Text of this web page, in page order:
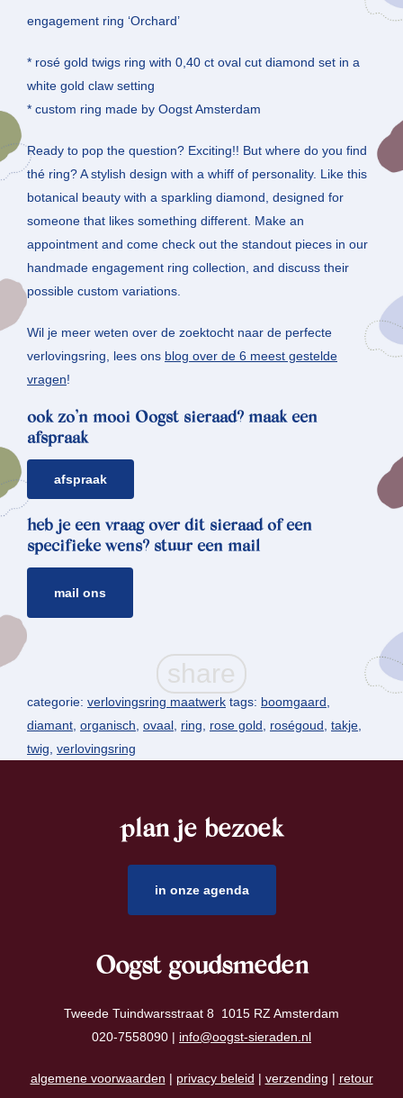
engagement ring ‘Orchard’
* rosé gold twigs ring with 0,40 ct oval cut diamond set in a
white gold claw setting
* custom ring made by Oogst Amsterdam
Ready to pop the question? Exciting!! But where do you find
thé ring? A stylish design with a whiff of personality. Like this
botanical beauty with a sparkling diamond, designed for
someone that likes something different. Make an
appointment and come check out the standout pieces in our
handmade engagement ring collection, and discuss their
possible custom variations.
Wil je meer weten over de zoektocht naar de perfecte
verlovingsring, lees ons blog over de 6 meest gestelde
vragen!
ook zo’n mooi Oogst sieraad? maak een
afspraak
afspraak
heb je een vraag over dit sieraad of een
specifieke wens? stuur een mail
mail ons
categorie: verlovingsring maatwerk tags: boomgaard
diamant organisch ovaal ring rose gold roségoud takje
twig verlovingsring
plan je bezoek
in onze agenda
Oogst goudsmeden
Tweede Tuindwarsstraat 8 1015 RZ Amsterdam
020-7558090 | info@oogst-sieraden.nl
algemene voorwaarden | privacy beleid | verzending | retour